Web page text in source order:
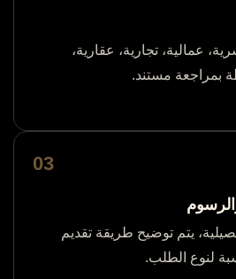
عمالية، تجارية، عقارية،
بمراجعة مستند.
يتم توضيح طريقة تقديم
لنوع الطلب.
03